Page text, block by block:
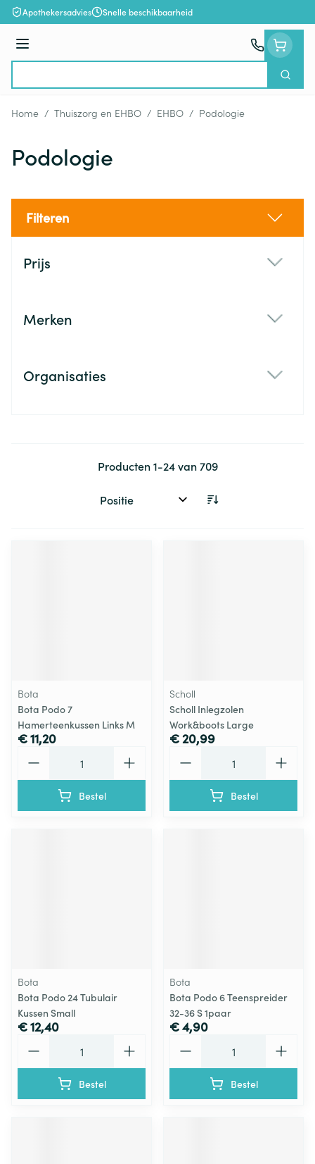
Ga naar de inhoud
Apothekersadvies Snelle beschikbaarheid
Menu
Zoek
Home / Thuiszorg en EHBO / EHBO / Podologie
Podologie
Filteren
Prijs
Merken
Organisaties
Producten1-24van709
Sorteer op:
Bota
Bota Podo 7
Hamerteenkussen Links M
€ 11,20
Bestel
Scholl
Scholl Inlegzolen
Work&boots Large
€ 20,99
Bestel
Bota
Bota Podo 24 Tubulair
Kussen Small
€ 12,40
Bestel
Bota
Bota Podo 6 Teenspreider
32-36 S 1paar
€ 4,90
Bestel